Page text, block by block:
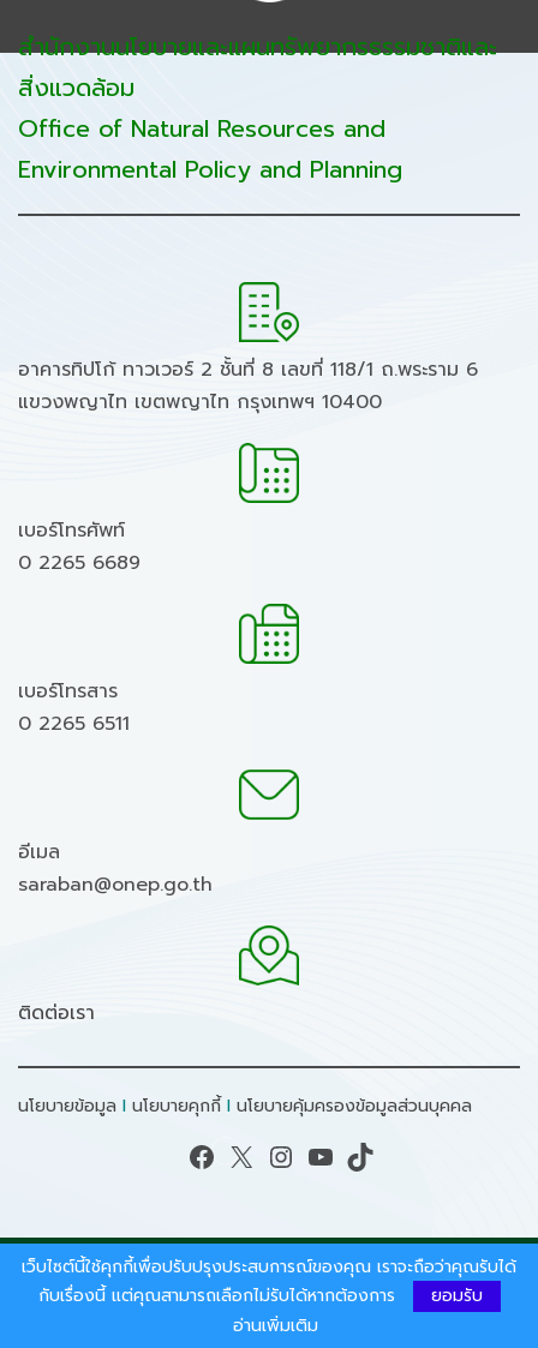
สำนักงานนโยบายและแผนทรัพยากรธรรมชาติและ
สิ่งแวดล้อม
Office of Natural Resources and
Environmental Policy and Planning
อาคารทิปโก้ ทาวเวอร์ 2 ชั้นที่ 8 เลขที่ 118/1 ถ.พระราม 6
แขวงพญาไท เขตพญาไท กรุงเทพฯ 10400
เบอร์โทรศัพท์
0 2265 6689
เบอร์โทรสาร
0 2265 6511
อีเมล
saraban@onep.go.th
ติดต่อเรา
นโยบายข้อมูล I นโยบายคุกกี้ I นโยบายคุ้มครองข้อมูลส่วนบุคคล
Facebook X Instagram YouTube TikTok
สงวนลิขสิทธิ์ © 2026 - สำนักงานนโยบายและแผน
ทรัพยากรธรรมชาติและสิ่งแวดล้อม.
เว็บไซต์นี้ใช้คุกกี้เพื่อปรับปรุงประสบการณ์ของคุณ เราจะถือว่าคุณรับได้
กับเรื่องนี้ แต่คุณสามารถเลือกไม่รับได้หากต้องการ
ยอมรับ
อ่านเพิ่มเติม